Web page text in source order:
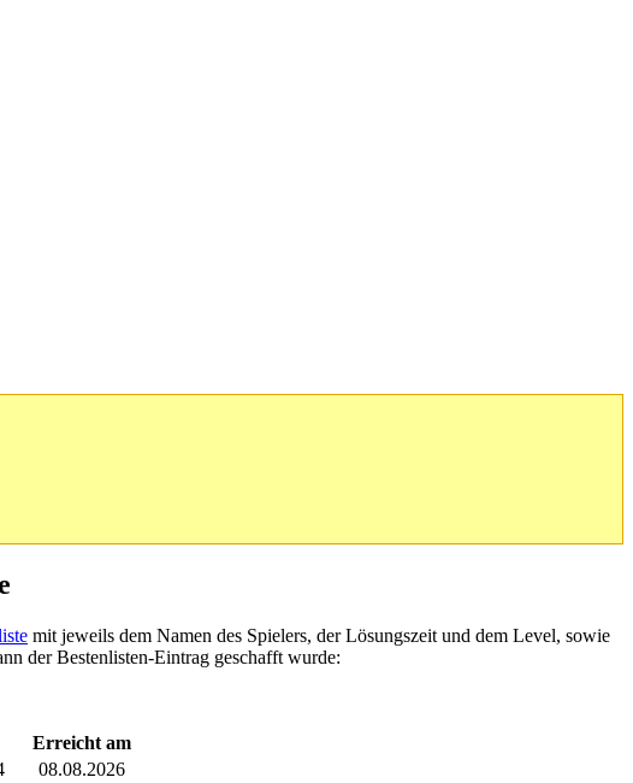
mit jeweils dem Namen des Spielers, der Lösungszeit und dem Level, sowie
der Bestenlisten-Eintrag geschafft wurde:
Erreicht am
08.08.2026